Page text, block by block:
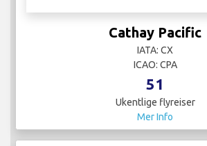
Cathay Pacific
IATA: CX
ICAO: CPA
51
Ukentlige flyreiser
Mer Info